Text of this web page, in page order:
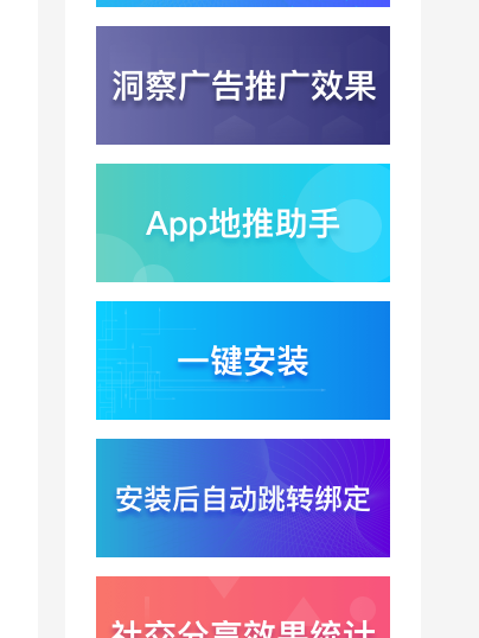
苹果带摄像头的 AirPods
爆硬件分发与全渠道归
因升级
2026-08-03
GPT5.6？超低价API引
爆智能体工具免填码安
蚂蚁灵波首轮拟募资15
亿？具身智能加速产业
落地凸显全链路设备归
2000亿美元？云与广告
双轮驱动下B端应用迎来
分发与归因重构
2026-07-31
千问已在特斯拉车机内
测？大模型上车打通跨
端服务与全渠道归因新
闭环
2026-07-31
Win11七月更新上线？桌
面环境能力升级加速PC